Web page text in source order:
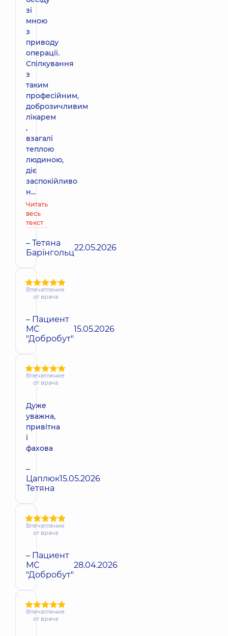
зі
мною
з
приводу
операції.
Спілкування
з
таким
професійним,
доброзичливим
лікарем
,
взагалі
теплою
людиною,
діє
заспокійливо
н...
Читать
весь
текст
– Тетяна
Барінгольц22.05.2026
Впечатление
от врача
– Пациент
МС
"Добробут"
15.05.2026
Впечатление
от врача
Дуже
уважна,
привітна
і
фахова
–
Цаплюк
Тетяна
15.05.2026
Впечатление
от врача
– Пациент
МС
"Добробут"
28.04.2026
Впечатление
от врача